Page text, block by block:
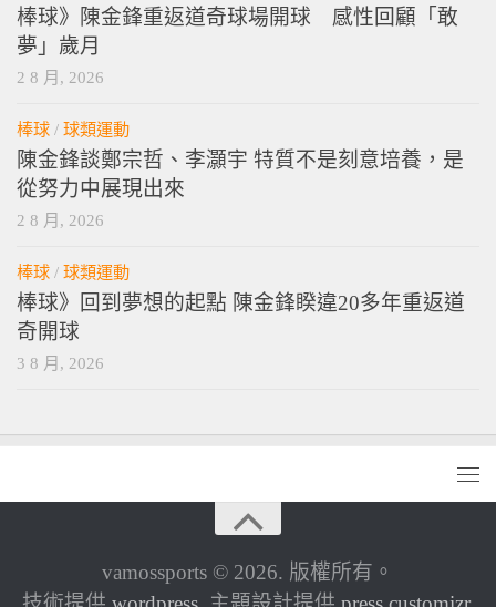
棒球》陳金鋒重返道奇球場開球 感性回顧「敢
夢」歲月
2 8 月, 2026
棒球 / 球類運動
陳金鋒談鄭宗哲、李灝宇 特質不是刻意培養，是
從努力中展現出來
2 8 月, 2026
棒球 / 球類運動
棒球》回到夢想的起點 陳金鋒睽違20多年重返道
奇開球
3 8 月, 2026
vamossports © 2026. 版權所有。